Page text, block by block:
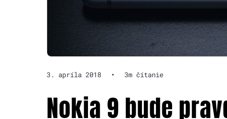
3. apríla 2018 • 3m čítanie
Nokia 9 bude